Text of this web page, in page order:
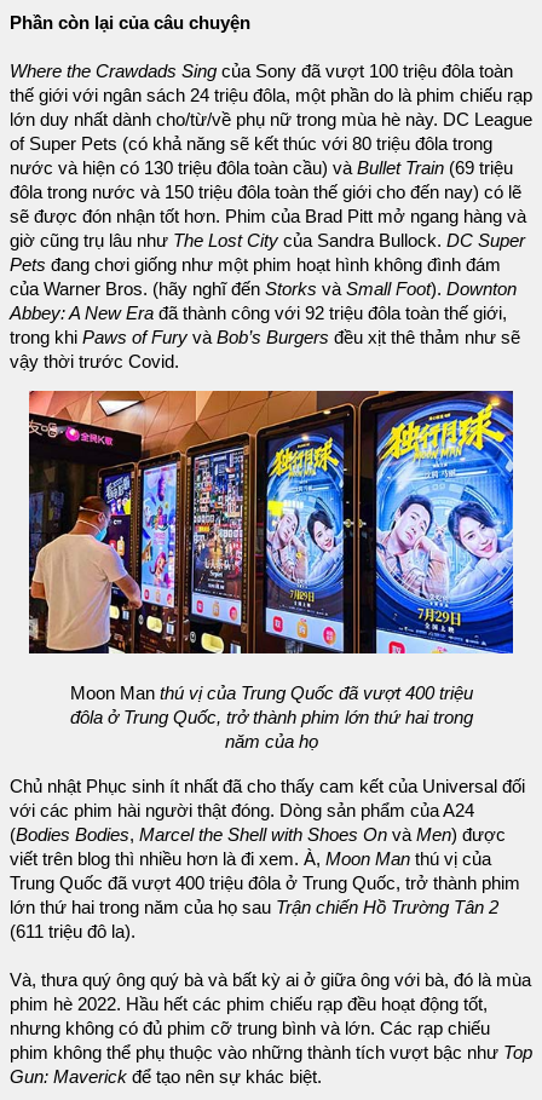
Phần còn lại của câu chuyện
Where the Crawdads Sing của Sony đã vượt 100 triệu đôla toàn
thế giới với ngân sách 24 triệu đôla, một phần do là phim chiếu rạp
lớn duy nhất dành cho/từ/về phụ nữ trong mùa hè này. DC League
of Super Pets (có khả năng sẽ kết thúc với 80 triệu đôla trong
nước và hiện có 130 triệu đôla toàn cầu) và Bullet Train (69 triệu
đôla trong nước và 150 triệu đôla toàn thế giới cho đến nay) có lẽ
sẽ được đón nhận tốt hơn. Phim của Brad Pitt mở ngang hàng và
giờ cũng trụ lâu như The Lost City của Sandra Bullock. DC Super
Pets đang chơi giống như một phim hoạt hình không đình đám
của Warner Bros. (hãy nghĩ đến Storks và Small Foot). Downton
Abbey: A New Era đã thành công với 92 triệu đôla toàn thế giới,
trong khi Paws of Fury và Bob’s Burgers đều xịt thê thảm như sẽ
vậy thời trước Covid.
Moon Manthú vị của Trung Quốc đã vượt 400 triệu
đôla ở Trung Quốc, trở thành phim lớn thứ hai trong
năm của họ
Chủ nhật Phục sinh ít nhất đã cho thấy cam kết của Universal đối
với các phim hài người thật đóng. Dòng sản phẩm của A24
(Bodies Bodies, Marcel the Shell with Shoes On vàMen) được
viết trên blog thì nhiều hơn là đi xem. À, Moon Man thú vị của
Trung Quốc đã vượt 400 triệu đôla ở Trung Quốc, trở thành phim
lớn thứ hai trong năm của họ sau Trận chiến Hồ Trường Tân 2
(611 triệu đô la).
Và, thưa quý ông quý bà và bất kỳ ai ở giữa ông với bà, đó là mùa
phim hè 2022. Hầu hết các phim chiếu rạp đều hoạt động tốt,
nhưng không có đủ phim cỡ trung bình và lớn. Các rạp chiếu
phim không thể phụ thuộc vào những thành tích vượt bậc như Top
Gun: Maverick để tạo nên sự khác biệt.